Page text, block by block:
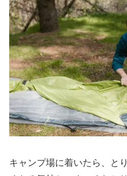
キャンプ場に着いたら、と